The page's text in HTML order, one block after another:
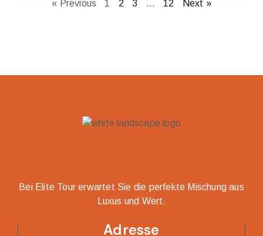
« Previous 1 2 3 … 12 Next »
Bei Elite Tour erwartet Sie die perfekte Mischung aus
Luxus und Wert.
Adresse